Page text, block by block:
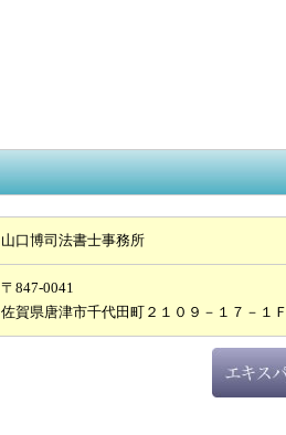
山口博司法書士事務所
〒847-0041
佐賀県唐津市千代田町２１０９－１７－１Ｆ